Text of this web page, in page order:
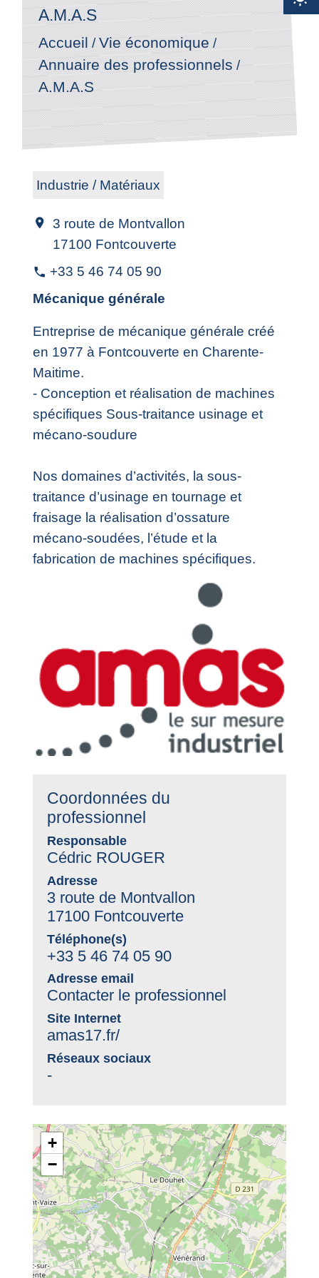
A.M.A.S
Accueil /Vie économique /
Annuaire des professionnels/
A.M.A.S
Industrie / Matériaux
location_on
3 route de Montvallon
17100 Fontcouverte
phone +33 5 46 74 05 90
Mécanique générale
Entreprise de mécanique générale créé
en 1977 à Fontcouverte en Charente-
Maitime.
- Conception et réalisation de machines
spécifiques Sous-traitance usinage et
mécano-soudure
Nos domaines d’activités, la sous-
traitance d’usinage en tournage et
fraisage la réalisation d’ossature
mécano-soudées, l’étude et la
fabrication de machines spécifiques.
Coordonnées du
professionnel
Responsable
Cédric ROUGER
Adresse
3 route de Montvallon
17100 Fontcouverte
Téléphone(s)
+33 5 46 74 05 90
Adresse email
Contacter le professionnel
Site Internet
amas17.fr/
Réseaux sociaux
-
+
−